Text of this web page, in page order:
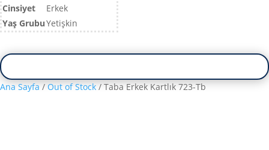
Cinsiyet
Erkek
Yaş GrubuYetişkin
Ana Sayfa / Out of Stock / Taba Erkek Kartlık 723-Tb